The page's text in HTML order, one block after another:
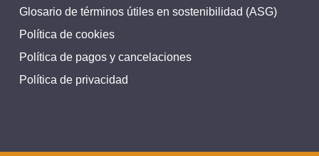
Glosario de términos útiles en sostenibilidad (ASG)
Política de cookies
Política de pagos y cancelaciones
Política de privacidad